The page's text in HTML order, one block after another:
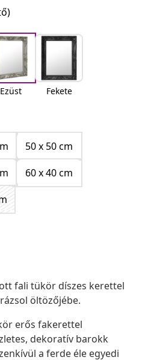
Ezüst Fekete
50 x 50 cm
60 x 40 cm
fali tükör díszes kerettel
öltözőjébe.
erős fakerettel
dekoratív barokk
a ferde éle egyedi